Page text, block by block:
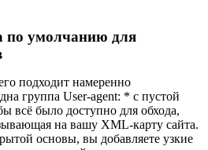
по умолчанию для
подходит намеренно
группа User-agent: * с пустой
всё было доступно для обхода,
на вашу XML-карту сайта.
основы, вы добавляете узкие